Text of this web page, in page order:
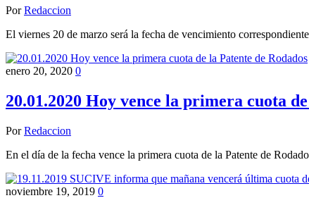
Por Redaccion
El viernes 20 de marzo será la fecha de vencimiento
enero 20, 2020 0
20.01.2020 Hoy vence la primera cuota
Por Redaccion
En el día de la fecha vence la primera cuota de la Patente de
noviembre 19, 2019 0